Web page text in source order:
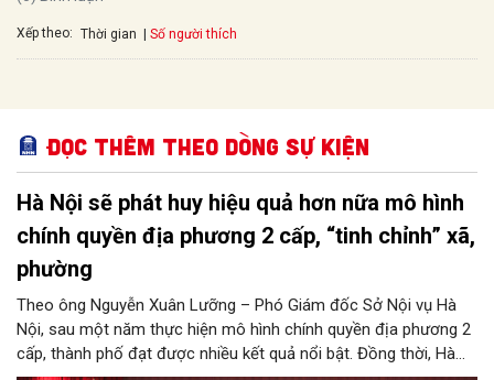
Xếp theo: Thời gian Số người thích
Đọc thêm Theo dòng sự kiện
Hà Nội sẽ phát huy hiệu quả hơn nữa mô hình
chính quyền địa phương 2 cấp, “tinh chỉnh” xã,
phường
Theo ông Nguyễn Xuân Lưỡng – Phó Giám đốc Sở Nội vụ Hà
Nội, sau một năm thực hiện mô hình chính quyền địa phương 2
cấp, thành phố đạt được nhiều kết quả nổi bật. Đồng thời, Hà